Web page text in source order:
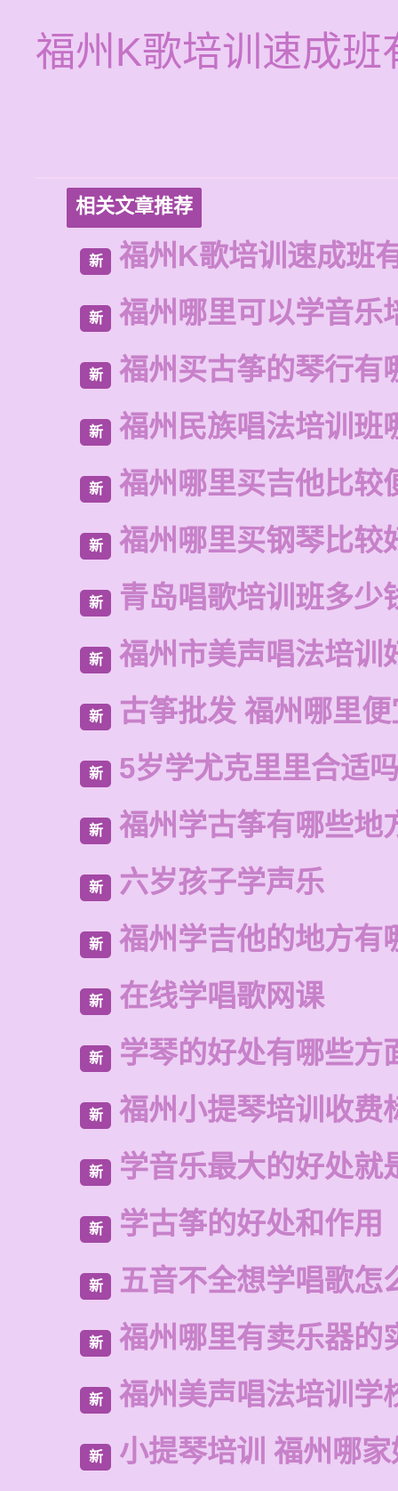
福州K歌培训速成班
相关文章推荐
新 福州K歌培训速成班
新 福州哪里可以学音乐
新 福州买古筝的琴行有
新 福州民族唱法培训班
新 福州哪里买吉他比较
新 福州哪里买钢琴比较
新 青岛唱歌培训班多少
新 福州市美声唱法培训
新 古筝批发 福州哪里
新 5岁学尤克里里合适吗
新 福州学古筝有哪些地
新 六岁孩子学声乐
新 福州学吉他的地方有
新 在线学唱歌网课
新 学琴的好处有哪些方
新 福州小提琴培训收费
新 学音乐最大的好处就
新 学古筝的好处和作用
新 五音不全想学唱歌怎
新 福州哪里有卖乐器的
新 福州美声唱法培训学
新 小提琴培训 福州哪